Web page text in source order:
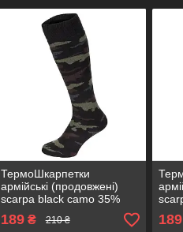
ТермоШкарпетки
армійські (продовжені)
scarpa black camo 35%
polyester, 63% cotton, 2%
spandex, оригінал Італія
189₴ 210 ₴ 189